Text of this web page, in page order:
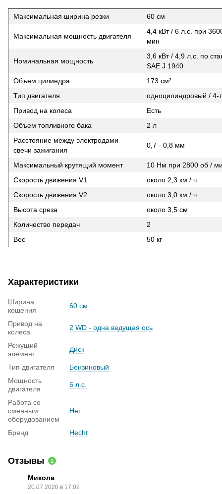
Максимальная ширина резки 60 см
Максимальная мощность двигателя
4,4 кВт / 6 л.с. при
мин
Номинальная мощность
3,6 кВт / 4,9 л.с. по
SAE J 1940
Объем цилиндра
173 см²
Тип двигателя
одноцилиндровый / 4-
Привод на колеса
Есть
Объем топливного бака
2 л
Расстояние между электродами
свечи зажигания
0,7 - 0,8 мм
Максимальный крутящий момент
10 Нм при 2800 об /
Скорость движения V1
около 2,3 км / ч
Скорость движения V2
около 3,0 км / ч
Высота среза
около 3,5 см
Количество передач
2
Вес
50 кг
Характеристики
Ширина
кошения
60 см
Привод на
колеса
2 WD - одна ведущая ось
Режущий
элемент
Диск
Тип двигателя
Бензиновый
Мощность
двигателя
6 л.с.
Работа со
сменным
оборудованием
Нет
Бренд Hecht
Отзывы 1
Микола
20.07.2020 в 17:02